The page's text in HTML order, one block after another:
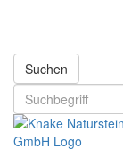
Suchen